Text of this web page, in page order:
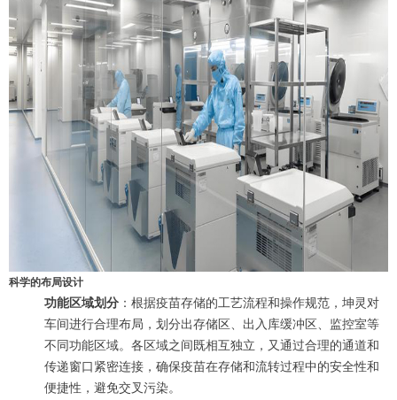
科学的布局设计
功能区域划分 ：根据疫苗存储的工艺流程和操作规范，坤灵对
车间进行合理布局，划分出存储区、出入库缓冲区、监控室等
不同功能区域。各区域之间既相互独立，又通过合理的通道和
传递窗口紧密连接，确保疫苗在存储和流转过程中的安全性和
便捷性，避免交叉污染。